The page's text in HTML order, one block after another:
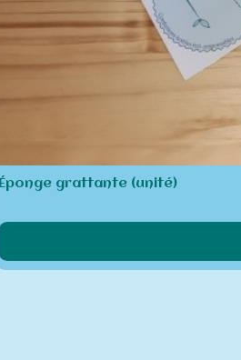
Éponge grattante (unité)